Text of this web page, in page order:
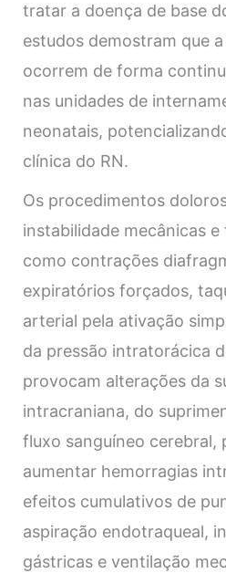
tratar a doença de base
estudos demostram que
ocorrem de forma
nas unidades de
neonatais,
clínica do RN.
Os procedimentos
instabilidade mecânicas
como contrações
expiratórios forçados,
arterial pela ativação
da pressão intratorácica
provocam alterações da
intracraniana, do
fluxo sanguíneo cerebral,
aumentar hemorragias
efeitos cumulativos de
aspiração endotraqueal,
gástricas e ventilação